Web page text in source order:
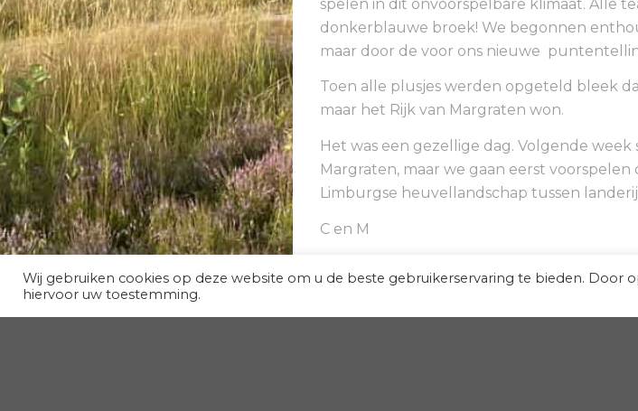
spelen in dit onvoorspelbare klimaat. Alle
donkerblauwe broek! We begonnen
maar door de voor ons nieuwe
Toen alle plusjes werden opgeteld bleek
maar het Rijk van Margraten won.
Het was een gezellige dag. Volgende
Margraten, maar we gaan eerst
Limburgse heuvellandschap tussen
C en M
Wij gebruiken cookies op deze website om u de beste gebruikerservaring te bieden. Door
hiervoor uw toestemming.